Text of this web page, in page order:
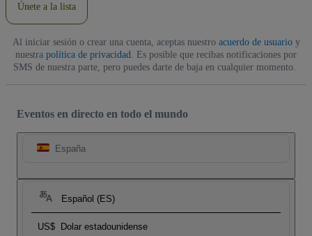
Únete a la lista
Al iniciar sesión o crear una cuenta, aceptas nuestro acuerdo de usuarioy
nuestra política de privacidad
. Es posible que recibas notificaciones por
SMS de nuestra parte, pero puedes darte de baja en cualquier momento.
Eventos en directo en todo el mundo
España
Español (ES)
US$ Dolar estadounidense